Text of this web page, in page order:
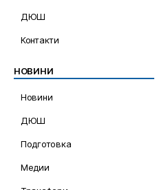
ДЮШ
Контакти
НОВИНИ
Новини
ДЮШ
Подготовка
Медии